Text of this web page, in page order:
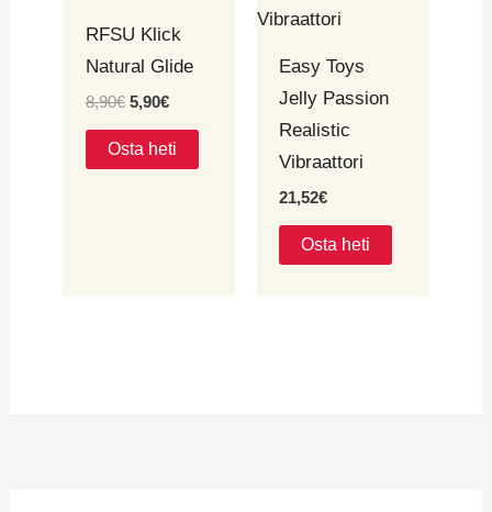
RFSU Klick
Natural Glide
8,90€ 5,90€
Osta heti
Easy Toys
Jelly Passion
Realistic
Vibraattori
21,52€
Osta heti